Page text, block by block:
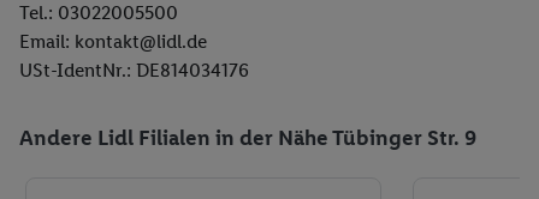
Tel.: 03022005500
Email: kontakt@lidl.de
USt-IdentNr.: DE814034176
Andere Lidl Filialen in der Nähe Tübinger Str. 9